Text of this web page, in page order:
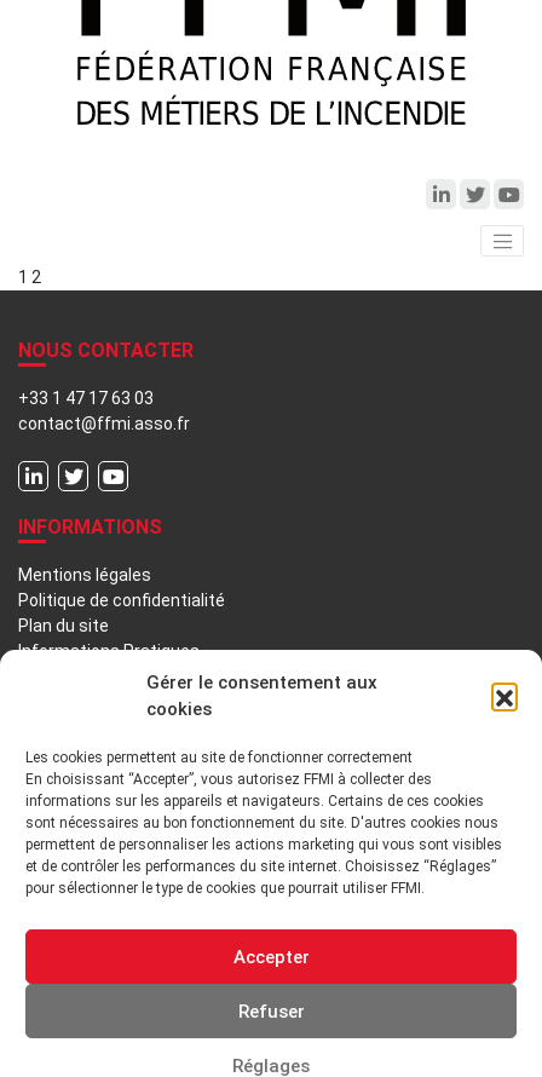
Gérer le consentement aux
cookies
Les cookies permettent au site de fonctionner correctement
En choisissant “Accepter”, vous autorisez FFMI à collecter des
informations sur les appareils et navigateurs. Certains de ces cookies
sont nécessaires au bon fonctionnement du site. D'autres cookies nous
permettent de personnaliser les actions marketing qui vous sont visibles
et de contrôler les performances du site internet. Choisissez “Réglages”
pour sélectionner le type de cookies que pourrait utiliser FFMI.
Accepter
Refuser
Réglages
1 2
NOUS CONTACTER
+33 1 47 17 63 03
contact@ffmi.asso.fr
INFORMATIONS
Mentions légales
Politique de confidentialité
Plan du site
Informations Pratiques
PRÉSENTATION NOTRE HISTOIRE
DÉONTOLOGIE PRINCIPES ORIENTATIONS
GOUVERNANCE
ENVIRONNEMENT TECHNIQUE ET INSTITUTIONNEL